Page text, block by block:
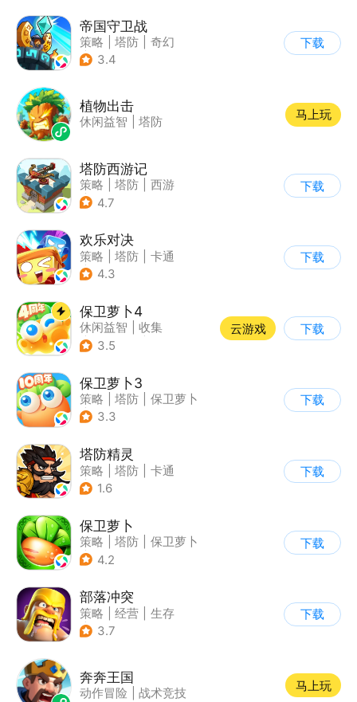
帝国守卫战
策略 塔防
奇幻
| 卡通
3.4
下载
植物出击
休闲益智 塔防
马上玩
塔防西游记
策略 塔防
西游
| 萌系
4.7
下载
欢乐对决
策略 塔防
卡通
| 卡牌
4.3
下载
保卫萝卜4
休闲益智
收集
| 保卫萝卜
3.5
云游戏 下载
保卫萝卜3
策略 塔防
保卫萝卜
| 卡通
3.3
下载
塔防精灵
策略 塔防
卡通
| 自走棋
1.6
下载
保卫萝卜
策略 塔防
保卫萝卜
| 卡通
4.2
下载
部落冲突
策略 经营
生存
| 部落冲突
3.7
下载
奔奔王国
动作冒险 战术竞技
马上玩